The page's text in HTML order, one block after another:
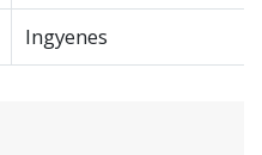
Ingyenes